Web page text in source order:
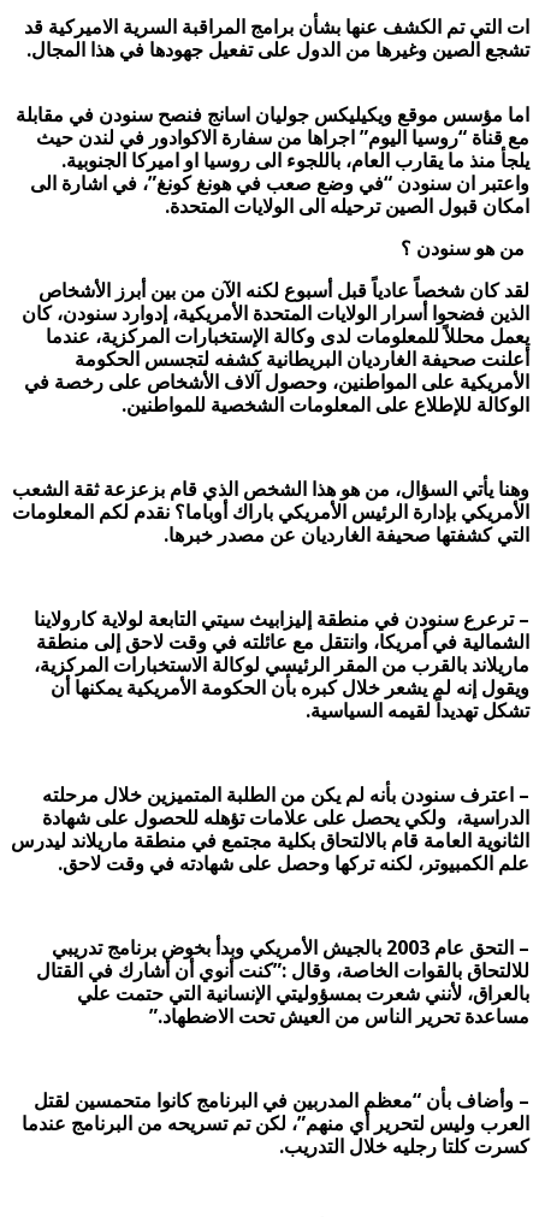
ات التي تم الكشف عنها بشأن برامج المراقبة السرية الاميركية قد
تشجع الصين وغيرها من الدول على تفعيل جهودها في هذا المجال.
اما مؤسس موقع ويكيليكس جوليان اسانج فنصح سنودن في مقابلة
مع قناة “روسيا اليوم” اجراها من سفارة الاكوادور في لندن حيث
يلجأ منذ ما يقارب العام، باللجوء الى روسيا او اميركا الجنوبية.
واعتبر ان سنودن “في وضع صعب في هونغ كونغ”، في اشارة الى
امكان قبول الصين ترحيله الى الولايات المتحدة.
من هو سنودن ؟
لقد كان شخصاً عادياً قبل أسبوع لكنه الآن من بين أبرز الأشخاص
الذين فضحوا أسرار الولايات المتحدة الأمريكية، إدوارد سنودن، كان
يعمل محللاً للمعلومات لدى وكالة الإستخبارات المركزية، عندما
أعلنت صحيفة الغارديان البريطانية كشفه لتجسس الحكومة
الأمريكية على المواطنين، وحصول آلاف الأشخاص على رخصة في
الوكالة للإطلاع على المعلومات الشخصية للمواطنين.
وهنا يأتي السؤال، من هو هذا الشخص الذي قام بزعزعة ثقة الشعب
الأمريكي بإدارة الرئيس الأمريكي باراك أوباما؟ نقدم لكم المعلومات
التي كشفتها صحيفة الغارديان عن مصدر خبرها.
– ترعرع سنودن في منطقة إليزابيث سيتي التابعة لولاية كارولاينا
الشمالية في أمريكا، وانتقل مع عائلته في وقت لاحق إلى منطقة
ماريلاند بالقرب من المقر الرئيسي لوكالة الاستخبارات المركزية،
ويقول إنه لم يشعر خلال كبره بأن الحكومة الأمريكية يمكنها أن
تشكل تهديداً لقيمه السياسية.
– اعترف سنودن بأنه لم يكن من الطلبة المتميزين خلال مرحلته
الدراسية، ولكي يحصل على علامات تؤهله للحصول على شهادة
الثانوية العامة قام بالالتحاق بكلية مجتمع في منطقة ماريلاند ليدرس
علم الكمبيوتر، لكنه تركها وحصل على شهادته في وقت لاحق.
– التحق عام 2003 بالجيش الأمريكي وبدأ بخوض برنامج تدريبي
للالتحاق بالقوات الخاصة، وقال :”كنت أنوي أن أشارك في القتال
بالعراق، لأنني شعرت بمسؤوليتي الإنسانية التي حتمت علي
مساعدة تحرير الناس من العيش تحت الاضطهاد.”
– وأضاف بأن “معظم المدربين في البرنامج كانوا متحمسين لقتل
العرب وليس لتحرير أي منهم”، لكن تم تسريحه من البرنامج عندما
كسرت كلتا رجليه خلال التدريب.